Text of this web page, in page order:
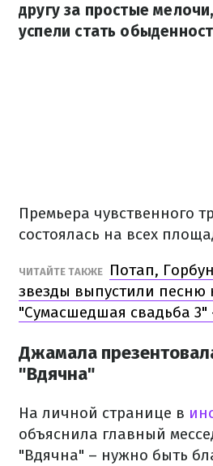
другу за простые
успели стать
Премьера чувственного
состоялась на всех
ЧИТАЙТЕ ТАКЖЕ
Потап,
звезды выпустили песню
"Сумасшедшая свадьба 3"
Джамала
"Вдячна"
На личной странице в
объяснила главный
"Вдячна" – нужно быть